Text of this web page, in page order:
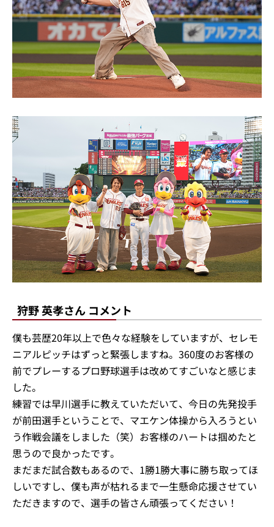
狩野 英孝さん コメント
僕も芸歴20年以上で色々な経験をしていますが、セレモ
ニアルピッチはずっと緊張しますね。360度のお客様の
前でプレーするプロ野球選手は改めてすごいなと感じま
した。
練習では早川選手に教えていただいて、今日の先発投手
が前田選手ということで、マエケン体操から入ろうとい
う作戦会議をしました（笑）お客様のハートは掴めたと
思うので良かったです。
まだまだ試合数もあるので、1勝1勝大事に勝ち取ってほ
しいですし、僕も声が枯れるまで一生懸命応援させてい
ただきますので、選手の皆さん頑張ってください！